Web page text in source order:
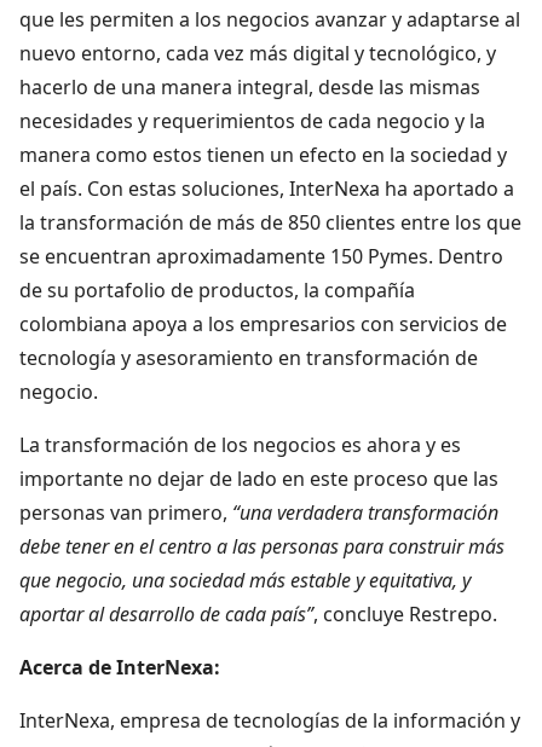
que les permiten a los negocios avanzar y adaptarse al
nuevo entorno, cada vez más digital y tecnológico, y
hacerlo de una manera integral, desde las mismas
necesidades y requerimientos de cada negocio y la
manera como estos tienen un efecto en la sociedad y
el país. Con estas soluciones, InterNexa ha aportado a
la transformación de más de 850 clientes entre los que
se encuentran aproximadamente 150 Pymes. Dentro
de su portafolio de productos, la compañía
colombiana apoya a los empresarios con servicios de
tecnología y asesoramiento en transformación de
negocio.
La transformación de los negocios es ahora y es
importante no dejar de lado en este proceso que las
personas van primero, “una verdadera transformación
debe tener en el centro a las personas para construir más
que negocio, una sociedad más estable y equitativa, y
aportar al desarrollo de cada país”, concluye Restrepo.
Acerca de InterNexa:
InterNexa, empresa de tecnologías de la información y